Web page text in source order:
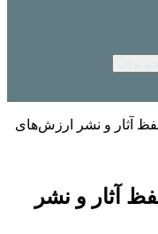
آثار و نشر ارزش‌های
آثار و نشر